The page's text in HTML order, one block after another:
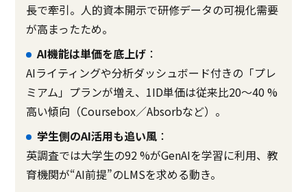
長で牽引。人的資本開示で研修データの可視化需要
が高まったため。
AI機能は単価を底上げ ：
AIライティングや分析ダッシュボード付きの「プレ
ミアム」プランが増え、1ID単価は従来比20〜40 %
高い傾向（Coursebox／Absorbなど）。
学生側のAI活用も追い風 ：
英調査では大学生の92 %がGenAIを学習に利用、教
育機関が“AI前提”のLMSを求める動き。